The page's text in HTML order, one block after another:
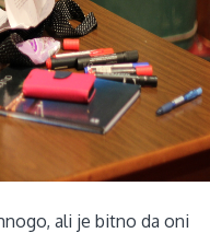
ali je bitno da oni